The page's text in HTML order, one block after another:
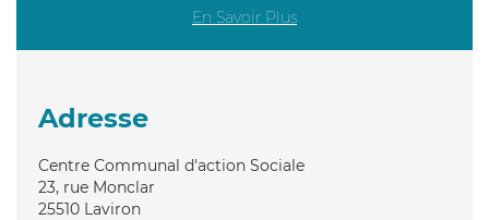
En Savoir Plus
Adresse
Centre Communal d'action Sociale
23, rue Monclar
25510 Laviron